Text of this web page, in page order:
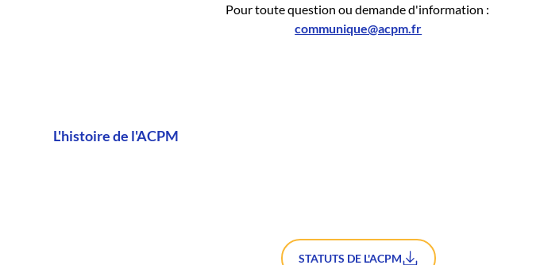
Pour toute question ou demande d'information :
communique@acpm.fr
L'histoire de l'ACPM
STATUTS DE L'ACPM